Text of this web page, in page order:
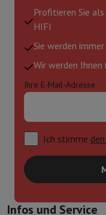
Profitieren Sie
HIFI
Sie werden
Wir werden Ihnen
Ihre E-Mail-Adresse
Ich stimme
Infos und Service